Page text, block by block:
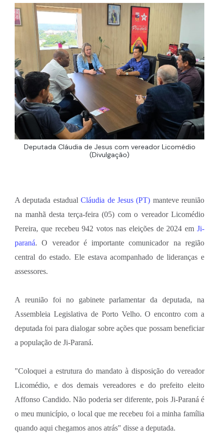
Deputada Cláudia de Jesus com vereador Licomédio
(Divulgação)
A deputada estadualCláudia de Jesus (PT) manteve reunião
na manhã desta terça-feira (05) com o vereador Licomédio
Pereira, que recebeu 942 votos nas eleições de 2024 em Ji-
paraná. O vereador é importante comunicador na região
central do estado. Ele estava acompanhado de lideranças e
assessores.
A reunião foi no gabinete parlamentar da deputada, na
Assembleia Legislativa de Porto Velho. O encontro com a
deputada foi para dialogar sobre ações que possam beneficiar
a população de Ji-Paraná.
"Coloquei a estrutura do mandato à disposição do vereador
Licomédio, e dos demais vereadores e do prefeito eleito
Affonso Candido. Não poderia ser diferente, pois Ji-Paraná é
o meu município, o local que me recebeu foi a minha família
quando aqui chegamos anos atrás" disse a deputada.